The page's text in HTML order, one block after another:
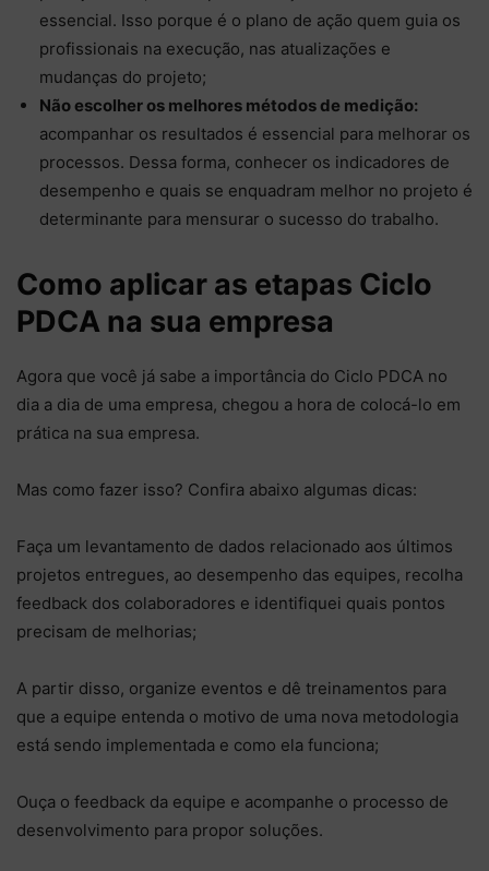
essencial. Isso porque é o plano de ação quem guia os
profissionais na execução, nas atualizações e
mudanças do projeto;
Não escolher os melhores métodos de medição:
acompanhar os resultados é essencial para melhorar os
processos. Dessa forma, conhecer os indicadores de
desempenho e quais se enquadram melhor no projeto é
determinante para mensurar o sucesso do trabalho.
Como aplicar as etapas Ciclo
PDCA na sua empresa
Agora que você já sabe a importância do Ciclo PDCA no
dia a dia de uma empresa, chegou a hora de colocá-lo em
prática na sua empresa.
Mas como fazer isso? Confira abaixo algumas dicas:
Faça um levantamento de dados relacionado aos últimos
projetos entregues, ao desempenho das equipes, recolha
feedback dos colaboradores e identifiquei quais pontos
precisam de melhorias;
A partir disso, organize eventos e dê treinamentos para
que a equipe entenda o motivo de uma nova metodologia
está sendo implementada e como ela funciona;
Ouça o feedback da equipe e acompanhe o processo de
desenvolvimento para propor soluções.